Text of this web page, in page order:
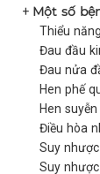
+ Một số
Thiểu năng
Đau đầu
Đau nửa
Hen phế
Hen suyễn
Điều hòa
Suy nhược
Suy nhược